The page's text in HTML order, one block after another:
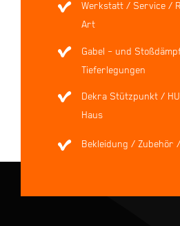
Werkstatt / Service /
Art
Gabel – und
Tieferlegungen
Dekra Stützpunkt /
Haus
Bekleidung / Zubehör